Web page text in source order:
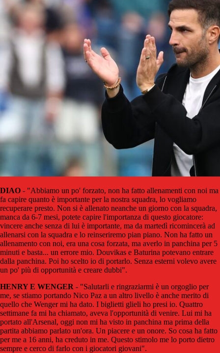
DIAO - "Abbiamo un po' forzato, non ha fatto allenamenti con noi ma
fa capire quanto è importante per la nostra squadra, lo vogliamo
recuperare presto. Non si è allenato neanche un giorno con la squadra,
manca da 6-7 mesi, potete capire l'importanza di questo giocatore:
vincere anche senza di lui è importante, ma da martedì ricomincerà ad
allenarsi con la squadra e lo reinseriremo pian piano. Non ha fatto un
allenamento con noi, era una cosa forzata, ma averlo in panchina per 5
minuti e basta... un errore mio. Douvikas e Baturina potevano entrare
dalla panchina. Poi ho scelto io di portarlo. Senza esterni volevo avere
un po' più di opportunità e creare dubbi".
HENRY E WENGER - "Salutarli e ringraziarmi è un orgoglio per
me, se stiamo portando Nico Paz a un altro livello è anche merito di
quello che Wenger mi ha dato. I biglietti glieli ho presi io. Quattro
settimane fa mi ha chiamato, aveva l'opportunità di venire. Lui mi ha
portato all'Arsenal, oggi non mi ha visto in panchina ma prima della
partita abbiamo parlato un'ora. Un piacere e un onore. So cosa ha fatto
per me a 16 anni, ha creduto in me. Questo stimolo me lo porto dietro
sempre e cerco di farlo con i giocatori giovani".